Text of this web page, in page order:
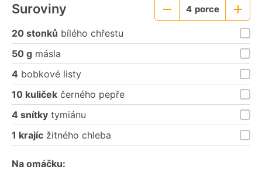
Suroviny
Menší
4 porce
Větší
porce
20 stonků bílého chřestu
50 g másla
4 bobkové listy
10 kuliček černého pepře
4 snítky tymiánu
1 krajíc žitného chleba
Na omáčku: